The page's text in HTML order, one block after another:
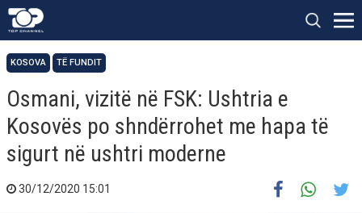
KOSOVA TË FUNDIT
Osmani, vizitë në FSK: Ushtria e
Kosovës po shndërrohet me hapa të
sigurt në ushtri moderne
30/12/2020 15:01